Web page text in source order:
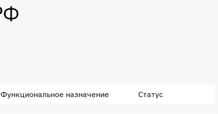
Функциональное назначение Статус